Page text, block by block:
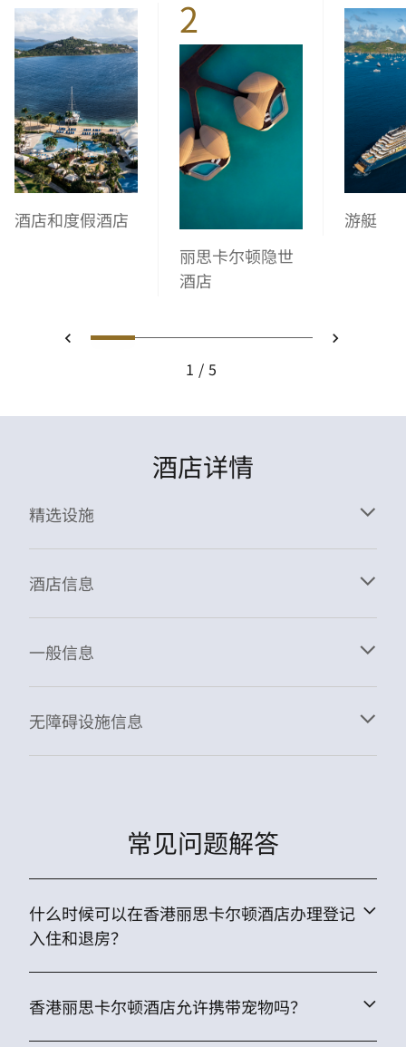
酒店和度假酒店
2
丽思卡尔顿隐世
酒店
游艇
上一页
1 2 3 4 5 下一页
1 5
酒店详情
精选设施
酒店信息
一般信息
无障碍设施信息
常见问题解答
什么时候可以在香港丽思卡尔顿酒店办理登记
入住和退房？
香港丽思卡尔顿酒店允许携带宠物吗？